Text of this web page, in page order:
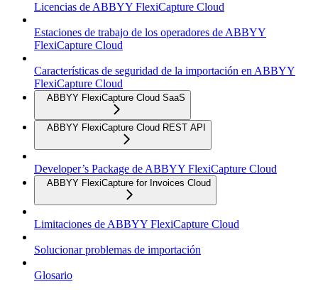
Licencias de ABBYY FlexiCapture Cloud
Estaciones de trabajo de los operadores de ABBYY
FlexiCapture Cloud
Características de seguridad de la importación en ABBYY
FlexiCapture Cloud
ABBYY FlexiCapture Cloud SaaS
ABBYY FlexiCapture Cloud REST API
Developer’s Package de ABBYY FlexiCapture Cloud
ABBYY FlexiCapture for Invoices Cloud
Limitaciones de ABBYY FlexiCapture Cloud
Solucionar problemas de importación
Glosario